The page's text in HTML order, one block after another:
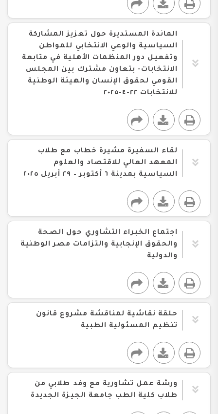
المائدة المستديرة حول تعزيز المشاركة
السياسية والوعي الانتخابي للمواطن
وتفعيل دور المنظمات الأهلية في متابعة
الانتخابات- بتعاون مشترك بين المجلس
القومي لحقوق الإنسان والهيئة الوطنية
للانتخابات ٢٢-٤-٢٠٢٥
لقاء السفيرة مشيرة خطاب مع طلاب
المعهد العالي للاقتصاد والعلوم
السياسية بمدينة ٦ أكتوبر – ٢٩ أبريل ٢٠٢٥
اجتماع الخبراء التشاوري حول الصحة
والحقوق الإنجابية والتزامات مصر الوطنية
والدولية
حلقة نقاشية لمناقشة مشروع قانون
تنظيم المسئولية الطبية
ورشة عمل تشاورية مع وفد طلابي من
طلاب كلية الطب جامعة الجيزة الجديدة